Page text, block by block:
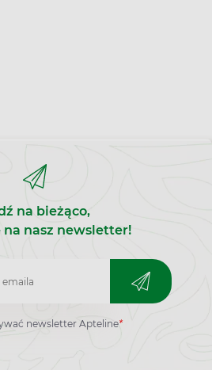
na bieżąco,
na nasz newsletter!
newsletter Apteline*